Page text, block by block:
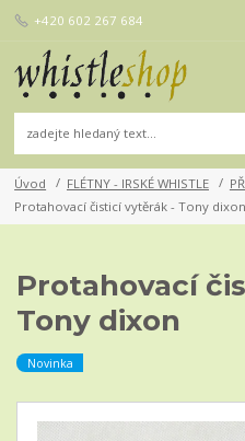
+420 602 267 684
Úvod FLÉTNY - IRSKÉ WHISTLE
Protahovací čisticí vytěrák - Tony dixon
Protahovací
Tony dixon
Novinka